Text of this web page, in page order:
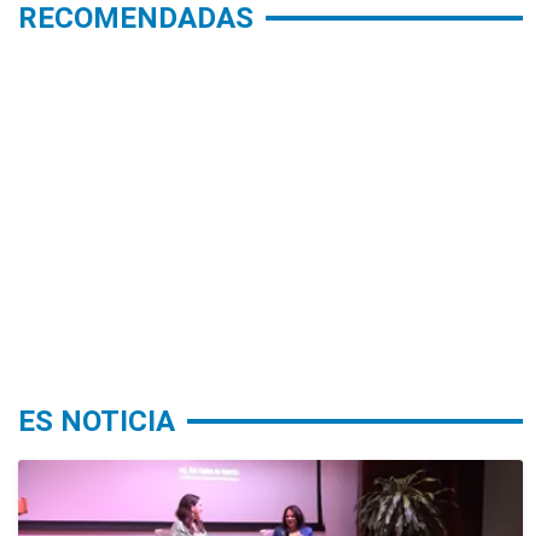
RECOMENDADAS
ES NOTICIA